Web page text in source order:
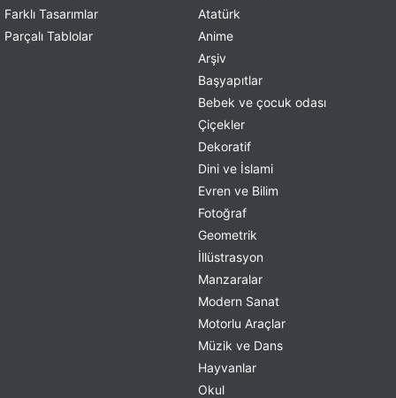
Farklı Tasarımlar
Parçalı Tablolar
Atatürk
Anime
Arşiv
Başyapıtlar
Bebek ve çocuk odası
Çiçekler
Dekoratif
Dini ve İslami
Evren ve Bilim
Fotoğraf
Geometrik
İllüstrasyon
Manzaralar
Modern Sanat
Motorlu Araçlar
Müzik ve Dans
Hayvanlar
Okul